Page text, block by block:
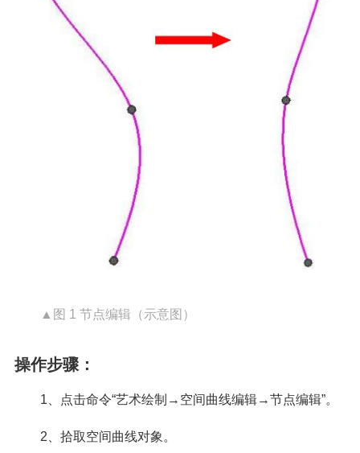
▲图 1 节点编辑（示意图）
操作步骤：
1、点击命令“艺术绘制→空间曲线编辑→节点编辑”。
2、拾取空间曲线对象。